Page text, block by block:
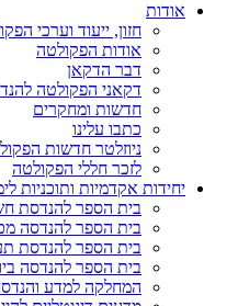
אודות
חזון, ייעוד וערכי
אודות הפקולטה
דבר הדקאן
דקאני הפקולטה
חדשות ומחקרים
כתבו עלינו
ניוזלטר חדשות
לזכר חללי הפקולטה
יחידות אקדמיות ותוכניות
בית הספר להנדסת
בית הספר להנדסה
בית הספר להנדסת
בית הספר להנדסה
המחלקה למדע